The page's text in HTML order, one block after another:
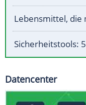
Lebensmittel, die
Sicherheitstools:
Datencenter